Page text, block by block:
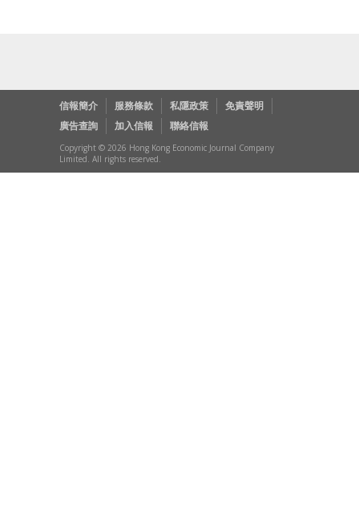
信報簡介 服務條款 私隱政策
免責聲明
廣告查詢
加入信報 聯絡信報
Copyright © 2026 Hong Kong Economic Journal Company
Limited. All rights reserved.